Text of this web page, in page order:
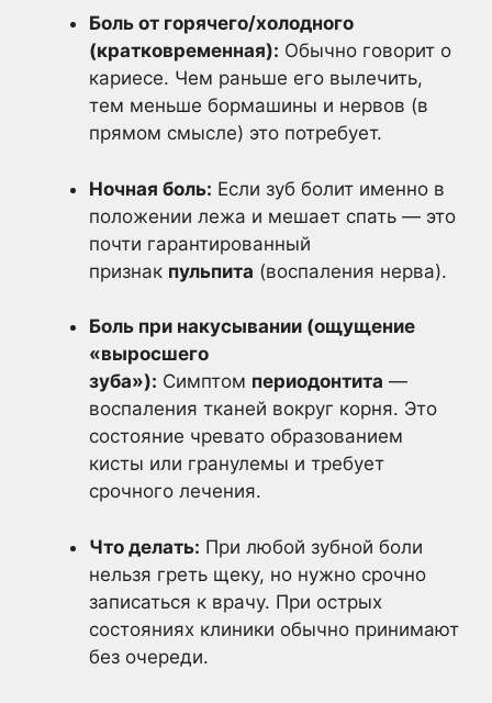
Боль от горячего/холодного
(кратковременная): Обычно говорит о
кариесе. Чем раньше его вылечить,
тем меньше бормашины и нервов (в
прямом смысле) это потребует.
Ночная боль: Если зуб болит именно в
положении лежа и мешает спать — это
почти гарантированный
признак пульпита (воспаления нерва).
Боль при накусывании (ощущение
«выросшего
зуба»): Симптом периодонтита —
воспаления тканей вокруг корня. Это
состояние чревато образованием
кисты или гранулемы и требует
срочного лечения.
Что делать: При любой зубной боли
нельзя греть щеку, но нужно срочно
записаться к врачу. При острых
состояниях клиники обычно принимают
без очереди.